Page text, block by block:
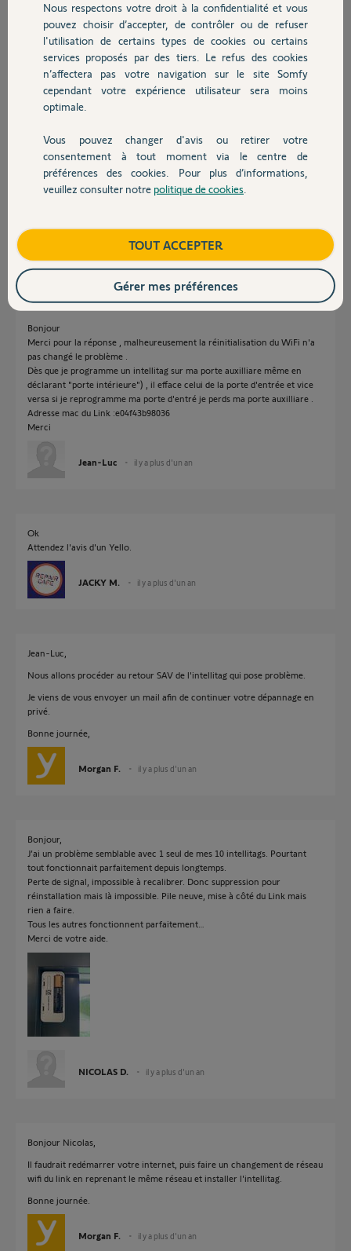
Chauffage
Autres produits
Devis avec un pro
Contact
Merci,
Jean-Luc
il y a plus d'un an
Participer au fil de discussion
Réponses
Bonsoir Jean-Luc
Bonjour
Merci pour la réponse , malheureusement la réinitialisation du WiFi n'a
pas changé le problème .
Dès que je programme un intellitag sur ma porte auxilliare même en
déclarant "porte intérieure") , il efface celui de la porte d'entrée et vice
versa si je reprogramme ma porte d'entré je perds ma porte auxilliare .
Adresse mac du Link :e04f43b98036
Merci
Jean-Luc il y a plus d'un an
Ok
Attendez l'avis d'un Yello.
JACKY M. il y a plus d'un an
Jean-Luc,
Nous allons procéder au retour SAV de l'intellitag qui pose problème.
Je viens de vous envoyer un mail afin de continuer votre dépannage en
privé.
Bonne journée,
Morgan F. il y a plus d'un an
Bonjour,
J’ai un problème semblable avec 1 seul de mes 10 intellitags. Pourtant
tout fonctionnait parfaitement depuis longtemps.
Perte de signal, impossible à recalibrer. Donc suppression pour
réinstallation mais là impossible. Pile neuve, mise à côté du Link mais
rien a faire.
Tous les autres fonctionnent parfaitement…
Merci de votre aide.
NICOLAS D. il y a plus d'un an
Bonjour Nicolas,
Il faudrait redémarrer votre internet, puis faire un changement de réseau
wifi du link en reprenant le même réseau et installer l'intellitag.
Bonne journée.
Morgan F. il y a plus d'un an
Nous respectons votre droit à la confidentialité et vous
pouvez choisir d’accepter, de contrôler ou de refuser
l'utilisation de certains types de cookies ou certains
services proposés par des tiers. Le refus des cookies
n’affectera pas votre navigation sur le site Somfy
cependant votre expérience utilisateur sera moins
optimale.
Vous pouvez changer d'avis ou retirer votre
consentement à tout moment via le centre de
préférences des cookies. Pour plus d’informations,
veuillez consulter notre politique de cookies
TOUT ACCEPTER
Gérer mes préférences